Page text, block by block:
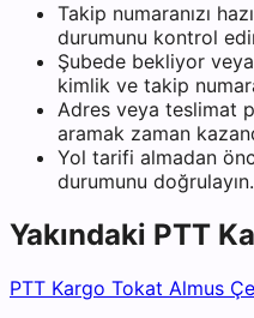
Takip numaranızı
durumunu kontrol
Şubede bekliyor
kimlik ve takip
Adres veya teslimat
aramak zaman
Yol tarifi almadan
durumunu doğrulayın.
Yakındaki PTT
PTT Kargo Tokat Almus